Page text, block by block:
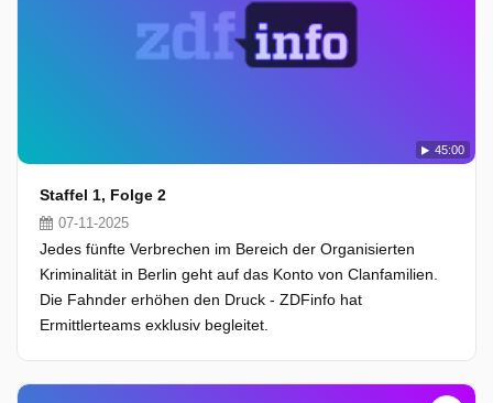
45:00
Staffel 1, Folge 2
07-11-2025
Jedes fünfte Verbrechen im Bereich der Organisierten
Kriminalität in Berlin geht auf das Konto von Clanfamilien.
Die Fahnder erhöhen den Druck - ZDFinfo hat
Ermittlerteams exklusiv begleitet.